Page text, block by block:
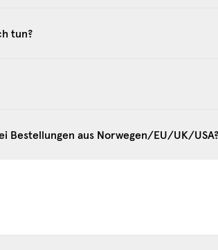
tun?
Bestellungen aus Norwegen/EU/UK/USA?